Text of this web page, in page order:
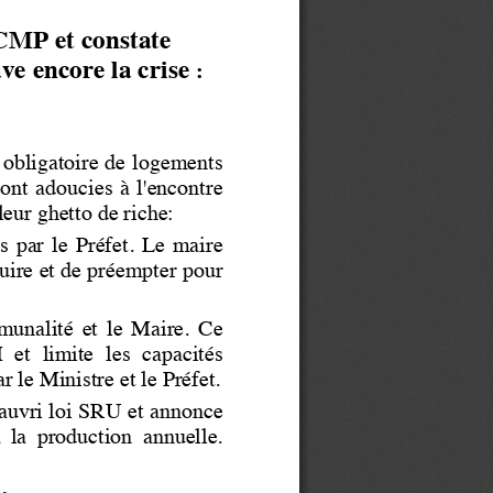
et constate
encore la crise :
obligatoire de logements
sont  adoucies  à  l'encontre
ghetto de riche:
par  le  Préf
et.  Le  maire
et de préempter pour
et  le  Ma
ire.  Ce
des  HLM  et  limite  les  capacités
le Ministre et le Préfet.
loi SRU et annonce
pour  moitié  à  la  production  annuelle.